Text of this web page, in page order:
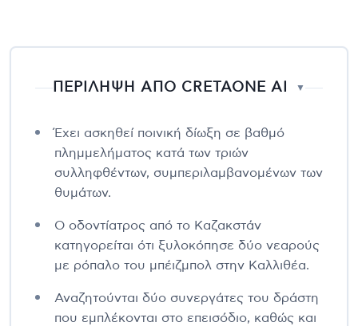
ΠΕΡΙΛΗΨΗ ΑΠΟ CRETAONE AI ▼
Έχει ασκηθεί ποινική δίωξη σε βαθμό
πλημμελήματος κατά των τριών
συλληφθέντων, συμπεριλαμβανομένων των
θυμάτων.
Ο οδοντίατρος από το Καζακστάν
κατηγορείται ότι ξυλοκόπησε δύο νεαρούς
με ρόπαλο του μπέιζμπολ στην Καλλιθέα.
Αναζητούνται δύο συνεργάτες του δράστη
που εμπλέκονται στο επεισόδιο, καθώς και